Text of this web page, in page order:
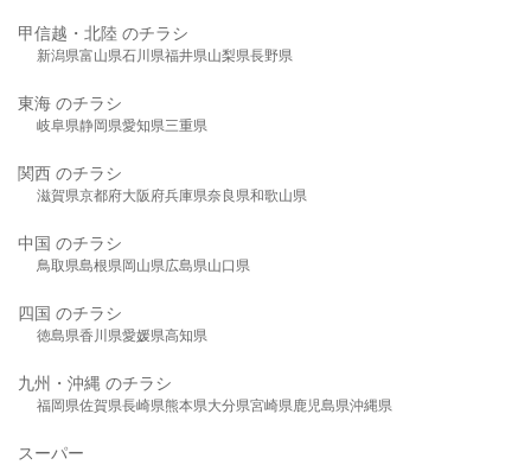
甲信越・北陸 のチラシ
新潟県富山県石川県福井県山梨県長野県
東海 のチラシ
岐阜県静岡県愛知県三重県
関西 のチラシ
滋賀県京都府大阪府兵庫県奈良県和歌山県
中国 のチラシ
鳥取県島根県岡山県広島県山口県
四国 のチラシ
徳島県香川県愛媛県高知県
九州・沖縄 のチラシ
福岡県佐賀県長崎県熊本県大分県宮崎県鹿児島県沖縄県
スーパー